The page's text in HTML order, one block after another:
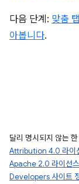
다음 단계: 맞춤
아봅니다.
달리 명시되지 않는
Attribution 4.0 라이
Apache 2.0 라이선스
Developers 사이트